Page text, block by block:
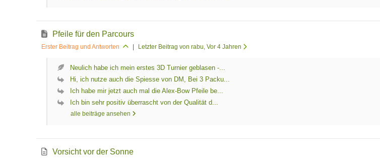
Pfeile für den Parcours
Erster Beitrag und Antworten | Letzter Beitrag von rabu , Vor 4 Jahren
Neulich habe ich mein erstes 3D Turnier geblasen -...
Hi, ich nutze auch die Spiesse von DM, Bei 3 Packu...
Ich habe mir jetzt auch mal die Alex-Bow Pfeile be...
Ich bin sehr positiv überrascht von der Qualität d...
alle beiträge ansehen
Vorsicht vor der Sonne